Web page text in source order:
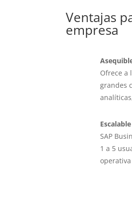
Ventajas
empresa
Ofrece a
grandes
Escalable
SAP
1 a 5